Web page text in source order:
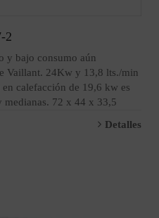
2
y bajo consumo aún
Vaillant. 24Kw y 13,8 lts./min
calefacción de 19,6 kw es
medianas. 72 x 44 x 33,5
Detalles